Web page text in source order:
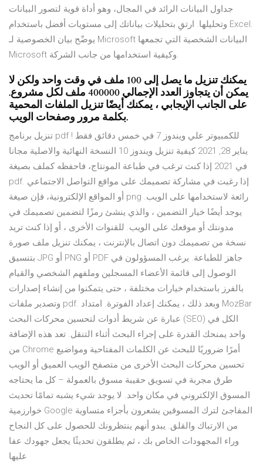
جداول البيانات الرائد في المجال، وهو أداة قوية لتصور البيانات
وتحليلها. ارتقِ بتحليلات بياناتك إلى مستويات أفضل باستخدام Excel.
يوضّح بيان الخصوصية لـ Microsoft البيانات الشخصية التي تجمعها
Microsoft وكيفية استخدامها من جانب الشركة.
يمكنك تنزيل ما يصل إلى 100 ملف في وقت واحد ولكن لا
يمكن أن يتجاوز العدد الإجمالي 400000 ملف لكل مشروع.
على الجانب الإيجابي ، يمكنك أيضًا تنزيل الملفات المحمية
بكلمة مرور وصفحات الويب.
تنزيل برنامج pdf للكمبيوتر علي ويندوز 7 في خمس دقائق فقط !
يناير 28, 2021 كيفية تنزيل ويندوز 10 النسخة النهائية والاصلية مجانا
في 2021 إذا كنت ترغب في طباعة المونتاج، فاحفظه كملف بصيغة
pdf. إذا رغبت في مشاركة تصميمك على مواقع التواصل الاجتماعي
أو المواقع الإلكترونية، فإن صيغة png رائعة لاستخدامها على الويب.
يوجد أيضًا خيار التضمين ، والذي ينشئ رمزًا لتضمين تصميمك في
مدونتك أو موقعك على الويب. للقنوات الأخرى ، أو إذا كنت تريد
نسخة من تصميمك دون اتصال بالإنترنت ، يمكنك تنزيل ملف صورة
بتنسيق JPG أو PNG أو PDF جاهز للطباعة. يرغب المسؤولون في
الوصول إلى قائمة الأعضاء المسجلين وملفهم الشخصي والقيام
بالفرز باستخدام خيارات مختلفة ، حتى يتمكنوا من إنشاء إصدارات
وتصدير ملفات pdf. وبعد ذلك ، يمكنك إعداد الفوترة. امتداد MozBar
عبارة عن شريط أدوات لتحسين محركات البحث (SEO) الكل في
واحد يمنحك القدرة على إجراء البحث أثناء التنقل. تعد هذه الإضافة
من Chrome أمرًا ضروريًا للبحث عن الكلمات المفتاحية ومواضيع
تحسين محركات البحث الأخرى من متصفح الويب العميق أو الويب
طرق مجربة في تسويق حقيبة مسوق بالعمولة – كل ما يحتاجه
المسوق الإلكتروني في مكان واحد. لا يوجد شيء يشبه تمامًا تحديث
خوارزمية Google المفاجئ لترك المسوقين يشعرون بأجزاء متساوية
من الارتباك والقلق. يبدو أنهم ينتظرونك للحصول على كل النجاح
وراء المجهودات الخاص بك ، ثم يطلقون تحديثًا يجعل جهودك عفا
عليها